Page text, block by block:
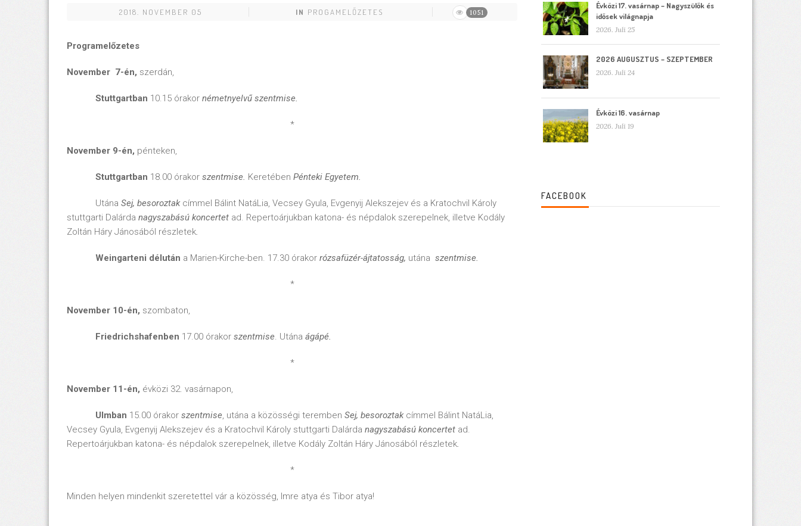
2018. NOVEMBER 05 IN PROGAMELŐZETES 1051
Programelőzetes
November 7-én, szerdán,
Stuttgartban 10.15 órakor németnyelvű szentmise.
*
November 9-én, pénteken,
Stuttgartban 18.00 órakor szentmise. Keretében Pénteki Egyetem.
Utána Sej, besoroztak címmel Bálint NatáLia, Vecsey Gyula, Evgenyij Alekszejev és a Kratochvil Károly
stuttgarti Dalárda nagyszabású koncertet ad. Repertoárjukban katona- és népdalok szerepelnek, illetve Kodály
Zoltán Háry Jánosából részletek.
Weingarteni délután a Marien-Kirche-ben. 17.30 órakor rózsafüzér-ájtatosság, utána szentmise.
*
November 10-én, szombaton,
Friedrichshafenben 17.00 órakor szentmise. Utána ágápé.
*
November 11-én, évközi 32. vasárnapon,
Ulmban 15.00 órakor szentmise, utána a közösségi teremben Sej, besoroztak címmel Bálint NatáLia,
Vecsey Gyula, Evgenyij Alekszejev és a Kratochvil Károly stuttgarti Dalárda nagyszabású koncertet ad.
Repertoárjukban katona- és népdalok szerepelnek, illetve Kodály Zoltán Háry Jánosából részletek.
*
Minden helyen mindenkit szeretettel vár a közösség, Imre atya és Tibor atya!
Évközi 17. vasárnap – Nagyszülők és
idősek világnapja
2026. Juli 25
2026 AUGUSZTUS – SZEPTEMBER
2026. Juli 24
Évközi 16. vasárnap
2026. Juli 19
FACEBOOK